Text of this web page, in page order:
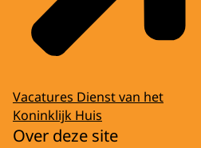
Vacatures Dienst van het
Koninklijk Huis
Over deze site